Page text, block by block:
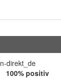
direkt_de
100% positiv